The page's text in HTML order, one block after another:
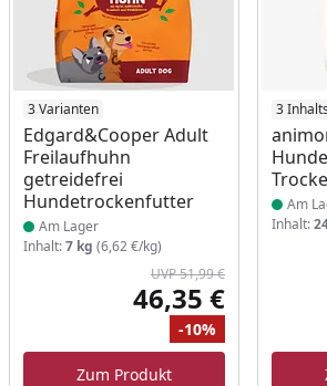
3 Varianten
Edgard&Cooper Adult
Freilaufhuhn
getreidefrei
Hundetrockenfutter
Produkt am Lager
Am Lager
Inhalt:7 kg (6,62 €/kg)
UVP 51,99 €
Aktueller
46,35 €
Rabatt
-10%
Zum Produkt
3
Am
Inhalt: